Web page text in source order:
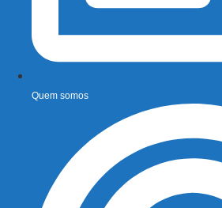
Quem somos